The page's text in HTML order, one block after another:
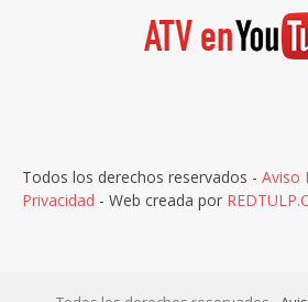
Todos los derechos reservados - Aviso
Privacidad - Web creada por